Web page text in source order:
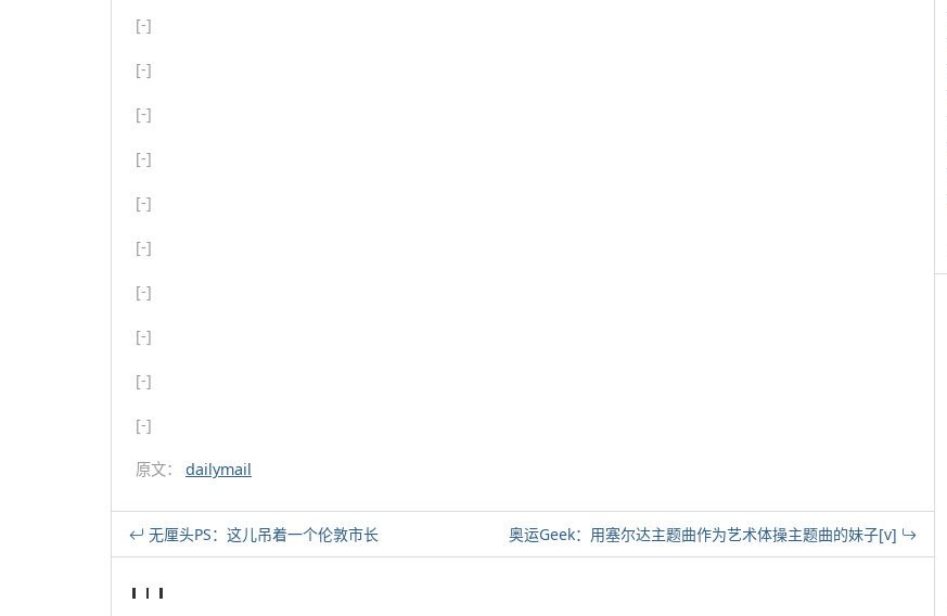
[-]
[-]
[-]
[-]
[-]
[-]
[-]
[-]
[-]
[-]
原文： dailymail
无厘头PS：这儿吊着一个伦敦市长 奥运Geek：用塞尔达主题曲作为艺术体操主题曲的妹子[v]